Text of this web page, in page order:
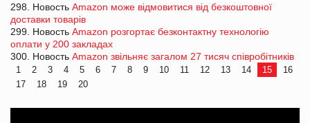
298. Новость Amazon може відмовитися від безкоштовної
доставки товарів
299. Новость Amazon розгортає безконтактну технологію
оплати у 200 закладах
300. Новость Amazon звільняє загалом 27 тисяч співробітників
1 2 3 4 5 6 7 8 9 10 11 12 13 14 15
16
17
18 19 20